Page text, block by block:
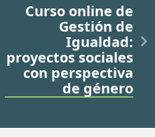
Curso online de
Gestión de
Igualdad:
proyectos sociales
con perspectiva
de género